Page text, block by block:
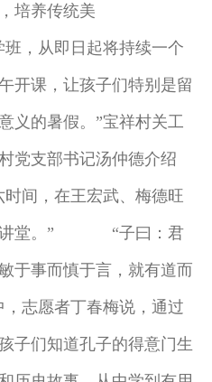
培养传统美
从即日起将持续一个
开课，让孩子们特别是留
义的暑假。”宝祥村关工
党支部书记汤仲德介绍
间，在王宏武、梅德旺
益讲堂。” “子曰：君
于事而慎于言，就有道而
志愿者丁春梅说，通过
子们知道孔子的得意门生